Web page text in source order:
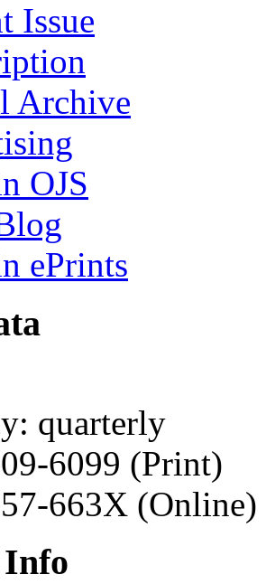
Issue
Archive
OJS
ePrints
quarterly
6099 (Print)
663X (Online)